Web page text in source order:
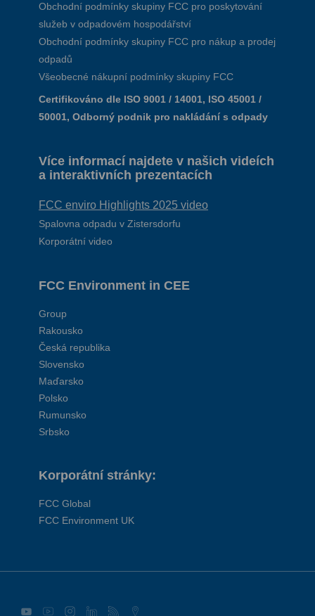
Obchodní podmínky skupiny FCC pro poskytování
služeb v odpadovém hospodářství
Obchodní podmínky skupiny FCC pro nákup a prodej
odpadů
Všeobecné nákupní podmínky skupiny FCC
Certifikováno dle ISO 9001 / 14001, ISO 45001 /
50001, Odborný podnik pro nakládání s odpady
Více informací najdete v našich videích
a interaktivních prezentacích
FCC enviro Highlights 2025 video
Spalovna odpadu v Zistersdorfu
Korporátní video
FCC Environment in CEE
Group
Rakousko
Česká republika
Slovensko
Maďarsko
Polsko
Rumunsko
Srbsko
Korporátní stránky:
FCC Global
FCC Environment UK